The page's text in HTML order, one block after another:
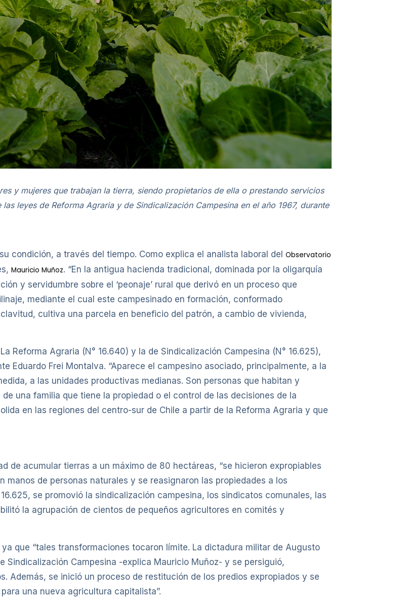
y mujeres que trabajan la tierra, siendo propietarios de ella o prestando servicios
leyes de Reforma Agraria y de Sindicalización Campesina en el año 1967, durante
condición, a través del tiempo. Como explica el analista laboral del Observatorio
Mauricio Muñoz. “En la antigua hacienda tradicional, dominada por la oligarquía
y servidumbre sobre el ‘peonaje’ rural que derivó en un proceso que
mediante el cual este campesinado en formación, conformado
cultiva una parcela en beneficio del patrón, a cambio de vivienda,
Reforma Agraria (N° 16.640) y la de Sindicalización Campesina (N° 16.625),
Eduardo Frei Montalva. “Aparece el campesino asociado, principalmente, a la
a las unidades productivas medianas. Son personas que habitan y
una familia que tiene la propiedad o el control de las decisiones de la
en las regiones del centro-sur de Chile a partir de la Reforma Agraria y que
de acumular tierras a un máximo de 80 hectáreas, “se hicieron expropiables
manos de personas naturales y se reasignaron las propiedades a los
se promovió la sindicalización campesina, los sindicatos comunales, las
la agrupación de cientos de pequeños agricultores en comités y
que “tales transformaciones tocaron límite. La dictadura militar de Augusto
Sindicalización Campesina -explica Mauricio Muñoz- y se persiguió,
Además, se inició un proceso de restitución de los predios expropiados y se
una nueva agricultura capitalista”.